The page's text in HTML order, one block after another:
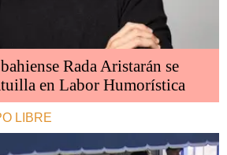
Rada Aristarán se
en Labor Humorística
LIBRE